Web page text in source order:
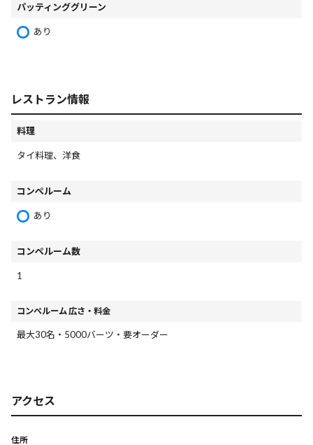
パッティンググリーン
あり
レストラン情報
料理
タイ料理、洋食
コンペルーム
あり
コンペルーム数
1
コンペルーム 広さ・料金
最大30名・5000バーツ・要オーダー
アクセス
住所